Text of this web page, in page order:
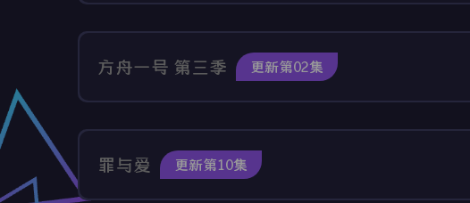
方舟一号 第三季 更新第02集
罪与爱 更新第10集